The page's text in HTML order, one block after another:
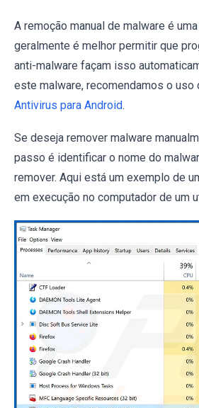
A remoção manual de malware é
geralmente é melhor permitir que
anti-malware façam isso
este malware, recomendamos o uso
Antivirus para Android.
Se deseja remover malware
passo é identificar o nome do
remover. Aqui está um exemplo de
em execução no computador de um